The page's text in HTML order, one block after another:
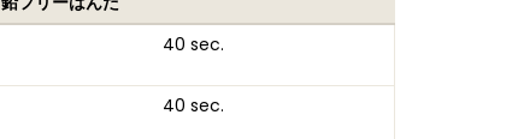
40 sec.
40 sec.